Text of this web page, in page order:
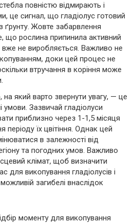
повністю відмирають і
це сигнал, що гладіолус готовий
ґрунту. Жовте забарвлення
що рослина припинила активний
вже не виробляється. Важливо не
доки цей процес не
втручання в коріння може
який варто звернути увагу, — це
умови. Зазвичай гладіолуси
приблизно через 1-1,5 місяця
періоду їх цвітіння. Однак цей
в залежності від
та погодних умов. Важливо
клімат, щоб визначити
для викопування гладіолусів і
можливій загибелі внаслідок
моменту для викопування